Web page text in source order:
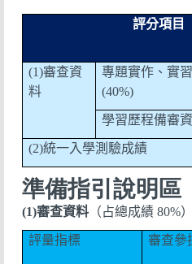
評分項目
(1)審查資
料
專題實作、實
(40%)
學習歷程備審
(2)統一入學測驗成績
準備指引說明區
(1)審查資料 （占總成績 80%）
評量指標 審查參